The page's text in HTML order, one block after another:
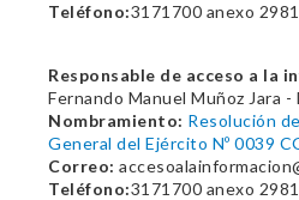
Teléfono:3171700 anexo 2981
Responsable de acceso a la
Fernando Manuel Muñoz Jara -
Nombramiento: Resolución
General del Ejército Nº 0039
Correo:
Teléfono:3171700 anexo 2981